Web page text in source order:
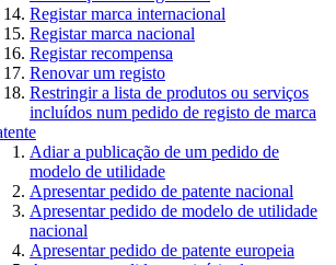
Registar marca internacional
Registar marca nacional
Registar recompensa
Renovar um registo
Restringir a lista de produtos ou serviços
incluídos num pedido de registo de marca
Adiar a publicação de um pedido de
modelo de utilidade
Apresentar pedido de patente nacional
Apresentar pedido de modelo de utilidade
nacional
Apresentar pedido de patente europeia